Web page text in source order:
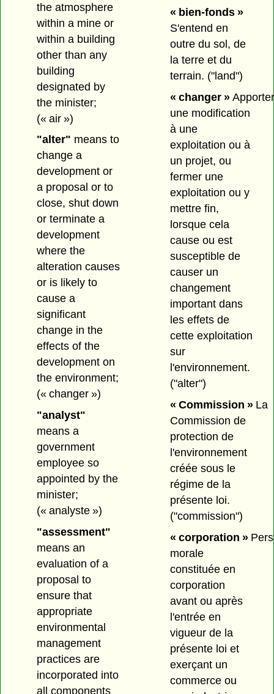
the atmosphere
within a mine or
within a building
other than any
building
designated by
the minister;
(« air »)
"alter" means to
change a
development or
a proposal or to
close, shut down
or terminate a
development
where the
alteration causes
or is likely to
cause a
significant
change in the
effects of the
development on
the environment;
(« changer »)
"analyst"
means a
government
employee so
appointed by the
minister;
(« analyste »)
"assessment"
means an
evaluation of a
proposal to
ensure that
appropriate
environmental
management
practices are
incorporated into
all components
« bien-fonds »
S'entend en
outre du sol, de
la terre et du
terrain. ("land")
« changer »Apporter
une modification
à une
exploitation ou à
un projet, ou
fermer une
exploitation ou y
mettre fin,
lorsque cela
cause ou est
susceptible de
causer un
changement
important dans
les effets de
cette exploitation
sur
l'environnement.
("alter")
« Commission »La
Commission de
protection de
l'environnement
créée sous le
régime de la
présente loi.
("commission")
« corporation »
morale
constituée en
corporation
avant ou après
l'entrée en
vigueur de la
présente loi et
exerçant un
commerce ou